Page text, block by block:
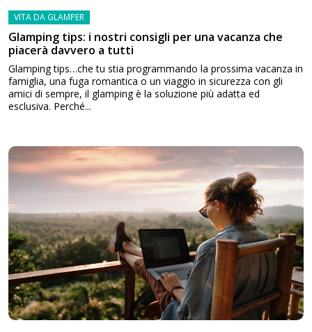
VITA DA GLAMPER
Glamping tips: i nostri consigli per una vacanza che
piacerà davvero a tutti
Glamping tips…che tu stia programmando la prossima vacanza in
famiglia, una fuga romantica o un viaggio in sicurezza con gli
amici di sempre, il glamping è la soluzione più adatta ed
esclusiva. Perché...